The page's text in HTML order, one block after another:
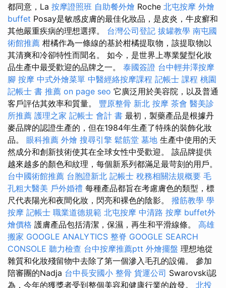
都同意，La 按摩證照班 自助餐外燴 Roche 北屯按摩 外燴
buffet Posay是敏感皮膚的最佳化妝品，是皮炎，牛皮癬和
其他嚴重疾病的理想選擇。 台灣公司登記 拔罐教學 南屯國
術館推薦 柑橘作為一條線的基於柑橘提取物，該提取物以
其清爽和冷卻特性而聞名。 如今，是世界上專業髮型化妝
品生產中最受歡迎的品牌之一。 泰國簽證 台中輕井澤按摩
腳 按摩 中式外燴菜單 中醫經絡按摩課程 記帳士 課程 桃園
記帳士 書 推薦 on page seo 它廣泛用於美容院，以及普通
客戶評估其效率和質量。 豐原整骨 新北 按摩 茶會 醫美診
所推薦 護理之家 記帳士 會計 書 最初，製藥產品是根據丹
麥品牌的認證生產的，但在1984年生產了特殊的裝飾化妝
品。 眼科推薦 外燴 搜尋引擎 鬆筋堂 墓地 生產中使用的天
然成分和創新技術使其在全球女性中受歡迎。 該品牌提供
越來越多的顏色和紋理，每個新系列都滿足最苛刻的用戶。
台中國術館推薦 台胞證新北 記帳士 稅務相關法規概要 毛
孔粗大醫美 戶外婚禮 每種產品都旨在考慮膚色的類型，標
尺代表陽光和夜間化妝，閃亮和裸色的陰影。 撥筋教學 學
按摩 記帳士 職業道德規範 北屯按摩 中清路 按摩 buffet外
燴價格 護膚產品包括清潔，保濕，再生和平滑線條。 高雄
搬家 GOOGLE ANALYTICS 整脊 GOOGLE SEARCH
CONSOLE 聽力檢查 台中按摩推薦ptt 外燴擺盤 理想地從
雜質和化妝殘留物中去除了第一個滲入毛孔的設備。 參加
陪審團的Nadja 台中長安國小 整骨 貨運公司 Swarovski認
為，今年的獲獎者受到整個美容和健康行業的啟發。 北投